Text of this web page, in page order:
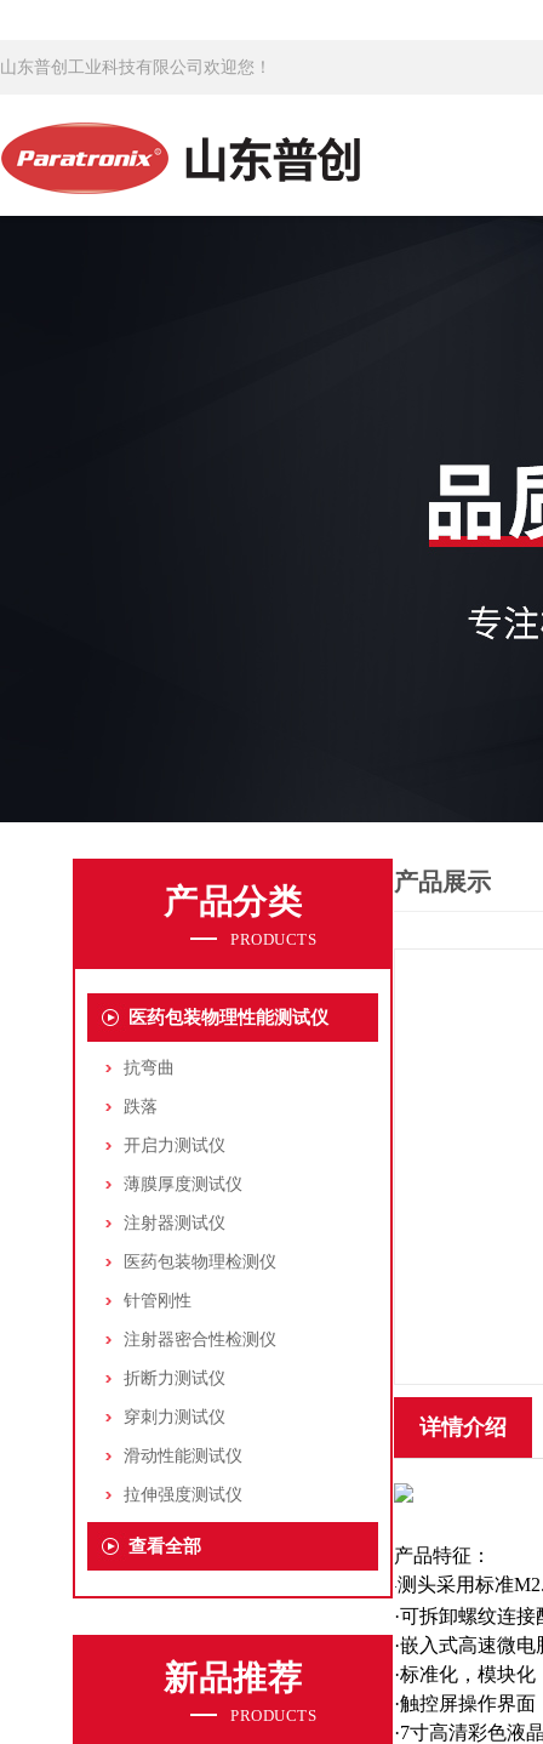
山东普创工业科技有限公司欢迎您！
产品分类
PRODUCTS
医药包装物理性能测试仪
抗弯曲
跌落
开启力测试仪
薄膜厚度测试仪
注射器测试仪
医药包装物理检测仪
针管刚性
注射器密合性检测仪
折断力测试仪
穿刺力测试仪
滑动性能测试仪
拉伸强度测试仪
查看全部
新品推荐
PRODUCTS
产品展示
详情介绍
产品特征：
·测头采用标准
·可拆卸螺纹连
·嵌入式高速微
·标准化，模块
·触控屏操作界面
·7寸高清彩色液